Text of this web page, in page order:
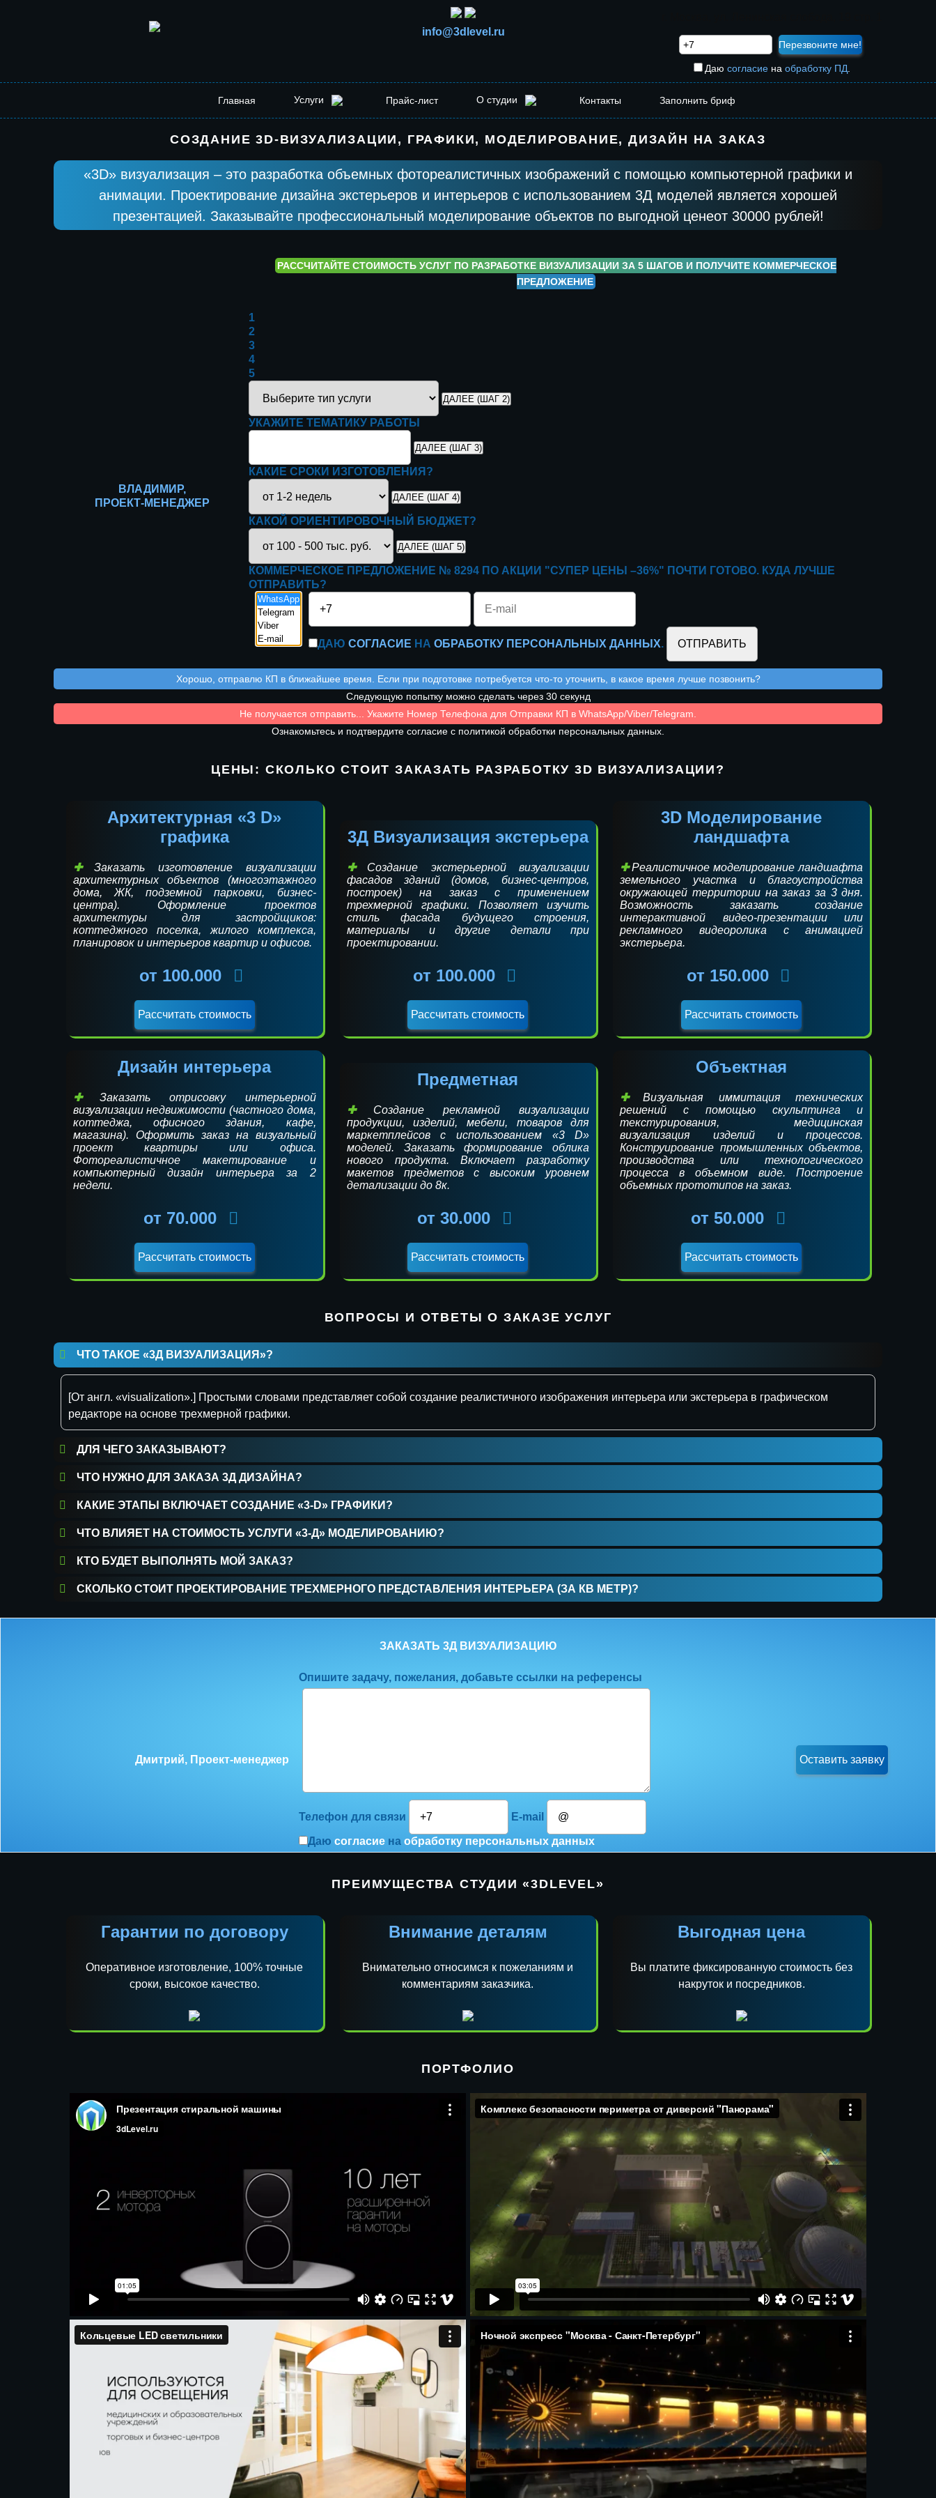
стоимости (Whatsapp/Telegram/E-mail)
Даюсогласиенаобработку персональных данных
info@3dlevel.ru
Даюсогласие наобработку ПД
Главная Услуги Прайс-лист О студии Контакты Заполнить бриф
СОЗДАНИЕ 3D-ВИЗУАЛИЗАЦИИ, ГРАФИКИ, МОДЕЛИРОВАНИЕ, ДИЗАЙН НА ЗАКАЗ
«3D» визуализация – это разработка объемных фотореалистичных изображений с помощью компьютерной графики и
анимации. Проектирование дизайна экстерьеров и интерьеров с использованием 3Д моделей является хорошей
презентацией. Заказывайте профессиональный моделирование объектов по выгодной ценеот 30000 рублей!
ВЛАДИМИР,
ПРОЕКТ-МЕНЕДЖЕР
РАССЧИТАЙТЕ СТОИМОСТЬ УСЛУГ ПО РАЗРАБОТКЕ ВИЗУАЛИЗАЦИИ ЗА 5 ШАГОВ И ПОЛУЧИТЕ КОММЕРЧЕСКОЕ
ПРЕДЛОЖЕНИЕ
1
2
3
4
5
ДАЛЕЕ (ШАГ 2)
УКАЖИТЕ ТЕМАТИКУ РАБОТЫ
ДАЛЕЕ (ШАГ 3)
КАКИЕ СРОКИ ИЗГОТОВЛЕНИЯ?
ДАЛЕЕ (ШАГ 4)
КАКОЙ ОРИЕНТИРОВОЧНЫЙ БЮДЖЕТ?
ДАЛЕЕ (ШАГ 5)
КОММЕРЧЕСКОЕ ПРЕДЛОЖЕНИЕ № 8294ПО АКЦИИ "СУПЕР ЦЕНЫ –36%" ПОЧТИ ГОТОВО. КУДА ЛУЧШЕ
ОТПРАВИТЬ?
ДАЮ СОГЛАСИЕ НА ОБРАБОТКУ ПЕРСОНАЛЬНЫХ ДАННЫХ.
Хорошо, отправлю КП в ближайшее время. Если при подготовке потребуется что-то уточнить, в какое время лучше позвонить?
Следующую попытку можно сделать через 30 секунд
Не получается отправить... Укажите Номер Телефона для Отправки КП в WhatsApp/Viber/Telegram.
Ознакомьтесь и подтвердите согласие с политикой обработки персональных данных.
ЦЕНЫ: СКОЛЬКО СТОИТ ЗАКАЗАТЬ РАЗРАБОТКУ 3D ВИЗУАЛИЗАЦИИ?
Архитектурная «3 D»
графика
Заказать изготовление визуализации
архитектурных объектов (многоэтажного
дома, ЖК, подземной парковки, бизнес-
центра). Оформление проектов
архитектуры для застройщиков:
коттеджного поселка, жилого комплекса,
планировок и интерьеров квартир и офисов.
от 100.000
3Д Визуализация экстерьера
Создание экстерьерной визуализации
фасадов зданий (домов, бизнес-центров,
построек) на заказ с применением
трехмерной графики. Позволяет изучить
стиль фасада будущего строения,
материалы и другие детали при
проектировании.
от 100.000
3D Моделирование
ландшафта
Реалистичное моделирование ландшафта
земельного участка и благоустройства
окружающей территории на заказ за 3 дня.
Возможность заказать создание
интерактивной видео-презентации или
рекламного видеоролика с анимацией
экстерьера.
от 150.000
Дизайн интерьера
Заказать отрисовку интерьерной
визуализации недвижимости (частного дома,
коттеджа, офисного здания, кафе,
магазина). Оформить заказ на визуальный
проект квартиры или офиса.
Фотореалистичное макетирование и
компьютерный дизайн интерьера за 2
недели.
от 70.000
Предметная
Создание рекламной визуализации
продукции, изделий, мебели, товаров для
маркетплейсов с использованием «3 D»
моделей. Заказать формирование облика
нового продукта. Включает разработку
макетов предметов с высоким уровнем
детализации до 8к.
от 30.000
Объектная
Визуальная иммитация технических
решений с помощью скульптинга и
текстурирования, медицинская
визуализация изделий и процессов.
Конструирование промышленных объектов,
производства или технологического
процесса в объемном виде. Построение
объемных прототипов на заказ.
от 50.000
ВОПРОСЫ И ОТВЕТЫ О ЗАКАЗЕ УСЛУГ
ЧТО ТАКОЕ «3Д ВИЗУАЛИЗАЦИЯ»?
[От англ. «visualization».] Простыми словами представляет собой создание реалистичного изображения интерьера или экстерьера в графическом
редакторе на основе трехмерной графики.
ДЛЯ ЧЕГО ЗАКАЗЫВАЮТ?
ЧТО НУЖНО ДЛЯ ЗАКАЗА 3Д ДИЗАЙНА?
КАКИЕ ЭТАПЫ ВКЛЮЧАЕТ СОЗДАНИЕ «3-D» ГРАФИКИ?
ЧТО ВЛИЯЕТ НА СТОИМОСТЬ УСЛУГИ «3-Д» МОДЕЛИРОВАНИЮ?
КТО БУДЕТ ВЫПОЛНЯТЬ МОЙ ЗАКАЗ?
СКОЛЬКО СТОИТ ПРОЕКТИРОВАНИЕ ТРЕХМЕРНОГО ПРЕДСТАВЛЕНИЯ ИНТЕРЬЕРА (ЗА КВ МЕТР)?
ЗАКАЗАТЬ 3Д ВИЗУАЛИЗАЦИЮ
Дмитрий, Проект-менеджер
Опишите задачу, пожелания, добавьте ссылки на референсы
Телефон для связи E-mail
Даю согласиена обработку персональных данных
ПРЕИМУЩЕСТВА СТУДИИ «3DLEVEL»
Гарантии по договору
Оперативное изготовление, 100% точные
сроки, высокое качество.
Внимание деталям
Внимательно относимся к пожеланиям и
комментариям заказчика.
Выгодная цена
Вы платите фиксированную стоимость без
накруток и посредников.
ПОРТФОЛИО